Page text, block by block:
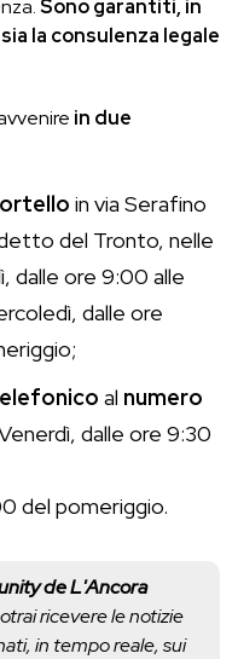
Sono garantiti, in
la consulenza legale
in due
in via Serafino
del Tronto, nelle
dalle ore 9:00 alle
dalle ore
al numero
dalle ore 9:30
del pomeriggio.
de L'Ancora
ricevere le notizie
in tempo reale, sui